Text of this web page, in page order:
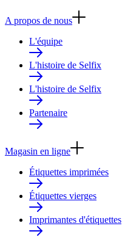
A propos de nous
L'équipe
L'histoire de Selfix
L'histoire de Selfix
Partenaire
Magasin en ligne
Étiquettes imprimées
Étiquettes vierges
Imprimantes d'étiquettes